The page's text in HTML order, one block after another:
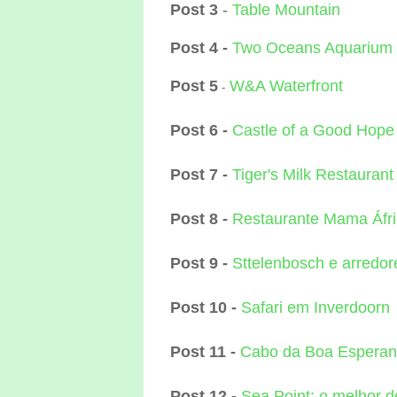
Post 3 - Table Mountain
Post 4 - Two Oceans Aquarium
Post 5 - W&A Waterfront
Post 6 - Castle of a Good Hope
Post 7 - Tiger's Milk Restaurant
Post 8 - Restaurante Mama
Post 9 - Sttelenbosch e
Post 10 - Safari em Inverdoorn
Post 11 - Cabo da Boa